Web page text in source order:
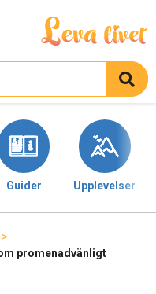
Guider Upplevelser
>
promenadvänligt